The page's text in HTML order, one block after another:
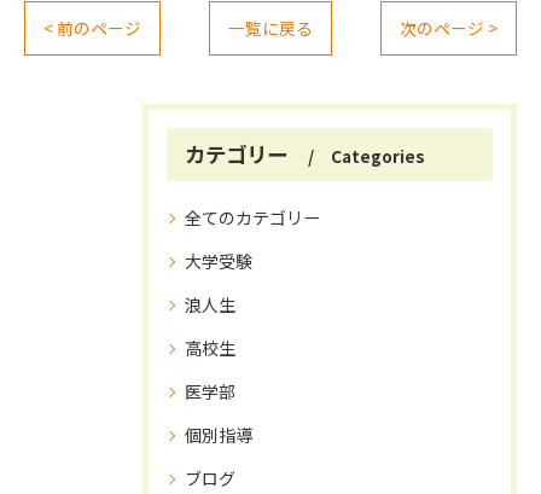
< 前のページ 一覧に戻る 次のページ >
カテゴリー Categories
全てのカテゴリー
大学受験
浪人生
高校生
医学部
個別指導
ブログ